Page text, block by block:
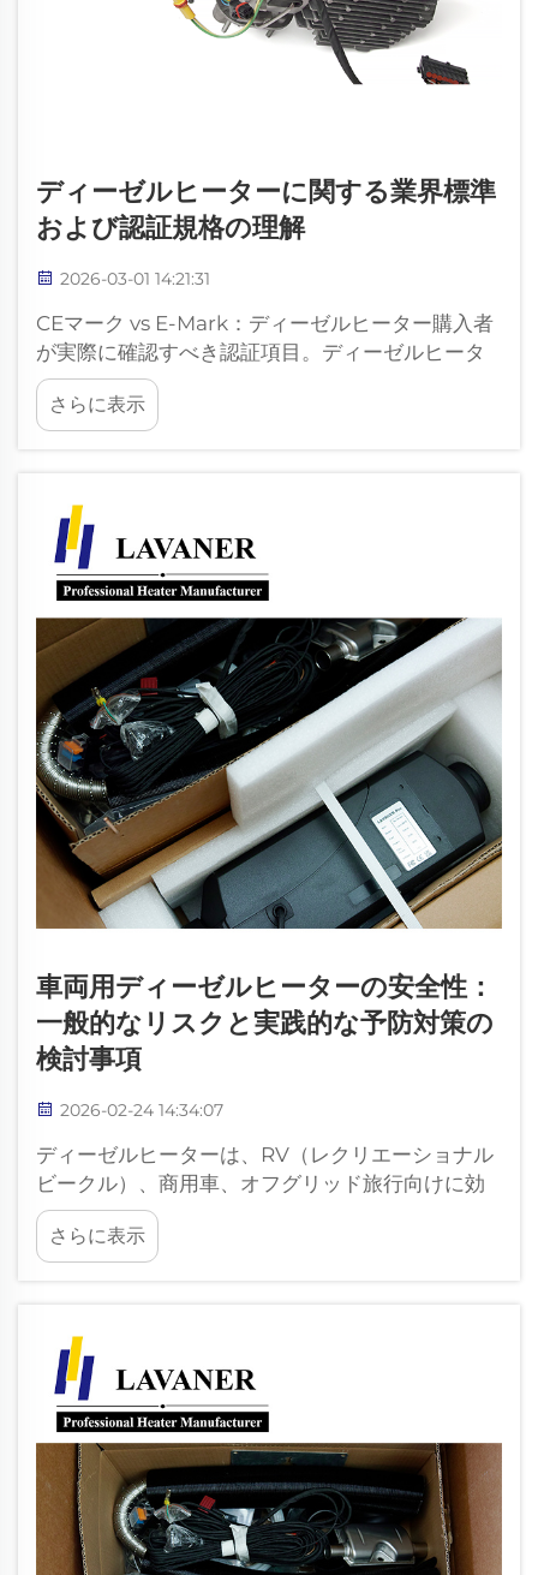
ディーゼルヒーターに関する業界標準
および認証規格の理解
2026-03-01 14:21:31
CEマーク vs E-Mark：ディーゼルヒーター購入者
が実際に確認すべき認証項目。ディーゼルヒータ
ー市場における認証の重要性。ディーゼルヒータ
ー市場では、認証は単なるマーケティング用ラベ
ルではありません。それは、輸入業者、卸売業
さらに表示
車両用ディーゼルヒーターの安全性：
一般的なリスクと実践的な予防対策の
検討事項
2026-02-24 14:34:07
ディーゼルヒーターは、RV（レクリエーショナル
ビークル）、商用車、オフグリッド旅行向けに効
果的な暖房を提供します。他の燃料式暖房システ
ムと同様に、安全な運用には適切な設置、保守、
および潜在的なリスクに対する十分な認識が不可
さらに表示